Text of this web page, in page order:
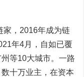
，2016年成为链
年4月，自如已覆
等10大城市。一路
十万业主，在资本